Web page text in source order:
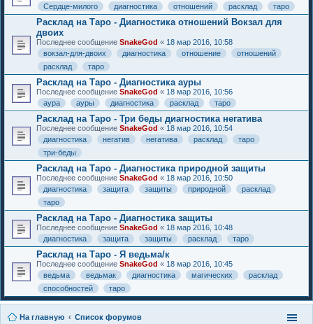
Сердце-милого
диагностика отношений расклад таро
Расклад на Таро - Диагностика отношений Вокзал для
двоих
Последнее сообщение SnakeGod « 18 мар 2016, 10:58
вокзал-для-двоих
диагностика отношение
отношений
расклад
таро
Расклад на Таро - Диагностика ауры
Последнее сообщение SnakeGod « 18 мар 2016, 10:56
аура
ауры диагностика расклад таро
Расклад на Таро - Три беды диагностика негатива
Последнее сообщение SnakeGod « 18 мар 2016, 10:54
диагностика
негатив негатива расклад
таро
три-беды
Расклад на Таро - Диагностика природной защиты
Последнее сообщение SnakeGod « 18 мар 2016, 10:50
диагностика
защита защиты природной
расклад
таро
Расклад на Таро - Диагностика защиты
Последнее сообщение SnakeGod « 18 мар 2016, 10:48
диагностика
защита защиты расклад таро
Расклад на Таро - Я ведьма/к
Последнее сообщение SnakeGod « 18 мар 2016, 10:45
ведьма
ведьмак диагностика магических
расклад
способностей
таро
На главную Список форумов